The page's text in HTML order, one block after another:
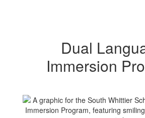
Dual
Immersion